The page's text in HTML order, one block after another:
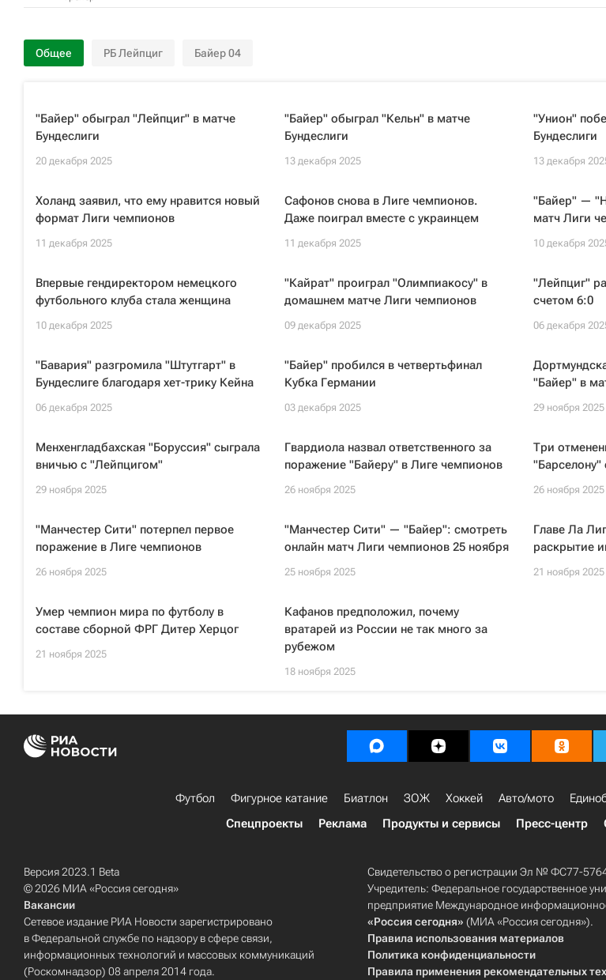
Общее РБ Лейпциг Байер 04
"Байер" обыграл "Лейпциг" в матче
Бундеслиги
20 декабря 2025
"Байер" обыграл "Кельн" в матче
Бундеслиги
13 декабря 2025
"Унион"
Бундеслиги
13 декабря
Холанд заявил, что ему нравится новый
формат Лиги чемпионов
11 декабря 2025
Сафонов снова в Лиге чемпионов.
Даже поиграл вместе с украинцем
11 декабря 2025
"Байер" —
матч Лиги
10 декабря
Впервые гендиректором немецкого
футбольного клуба стала женщина
10 декабря 2025
"Кайрат" проиграл "Олимпиакосу" в
домашнем матче Лиги чемпионов
09 декабря 2025
"Лейпциг"
счетом 6:0
06 декабря
"Бавария" разгромила "Штутгарт" в
Бундеслиге благодаря хет-трику Кейна
06 декабря 2025
"Байер" пробился в четвертьфинал
Кубка Германии
03 декабря 2025
"Байер" в
29 ноября 2025
Менхенгладбахская "Боруссия" сыграла
вничью с "Лейпцигом"
29 ноября 2025
Гвардиола назвал ответственного за
поражение "Байеру" в Лиге чемпионов
26 ноября 2025
Три
"Барселону"
26 ноября 2025
"Манчестер Сити" потерпел первое
поражение в Лиге чемпионов
26 ноября 2025
"Манчестер Сити" — "Байер": смотреть
онлайн матч Лиги чемпионов 25 ноября
25 ноября 2025
Главе Ла
раскрытие
21 ноября 2025
Умер чемпион мира по футболу в
составе сборной ФРГ Дитер Херцог
21 ноября 2025
Кафанов предположил, почему
вратарей из России не так много за
рубежом
18 ноября 2025
Футбол Фигурное катание Биатлон ЗОЖ Хоккей Авто/мото
Спецпроекты
Реклама Продукты и сервисы Пресс-центр
Версия 2023.1 Beta
© 2026 МИА «Россия сегодня»
Вакансии
Сетевое издание РИА Новости зарегистрировано
в Федеральной службе по надзору в сфере связи,
информационных технологий и массовых коммуникаций
(Роскомнадзор) 08 апреля 2014 года.
Свидетельство о регистрации Эл № ФС77-
Учредитель: Федеральное государственное
предприятие Международное
«Россия сегодня» (МИА «Россия сегодня»).
Правила использования материалов
Политика конфиденциальности
Правила применения рекомендательных